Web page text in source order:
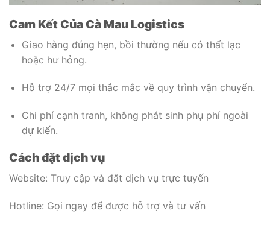
Cam Kết Của Cà Mau Logistics
Giao hàng đúng hẹn, bồi thường nếu có thất lạc
hoặc hư hỏng.
Hỗ trợ 24/7 mọi thắc mắc về quy trình vận chuyển.
Chi phí cạnh tranh, không phát sinh phụ phí ngoài
dự kiến.
Cách đặt dịch vụ
Website: Truy cập và đặt dịch vụ trực tuyến
Hotline: Gọi ngay để được hỗ trợ và tư vấn